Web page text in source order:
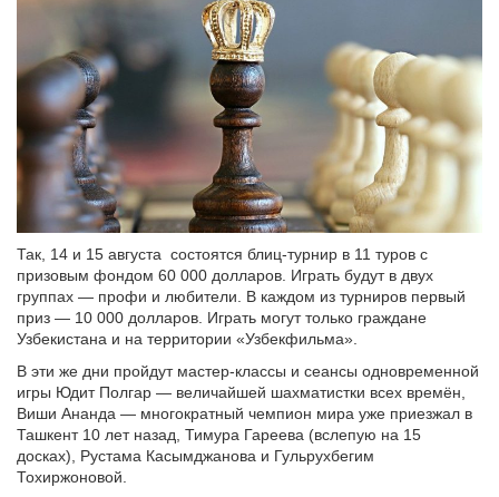
Так, 14 и 15 августа состоятся блиц-турнир в 11 туров с
призовым фондом 60 000 долларов. Играть будут в двух
группах — профи и любители. В каждом из турниров первый
приз — 10 000 долларов. Играть могут только граждане
Узбекистана и на территории «Узбекфильма».
В эти же дни пройдут мастер-классы и сеансы одновременной
игры Юдит Полгар — величайшей шахматистки всех времён,
Виши Ананда — многократный чемпион мира уже приезжал в
Ташкент 10 лет назад, Тимура Гареева (вслепую на 15
досках), Рустама Касымджанова и Гульрухбегим
Тохиржоновой.